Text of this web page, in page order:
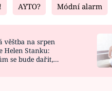
Living
DESIGN
AYTO? Módní alarm
věštba na srpen
Helen Stanku:
se bude dařit,